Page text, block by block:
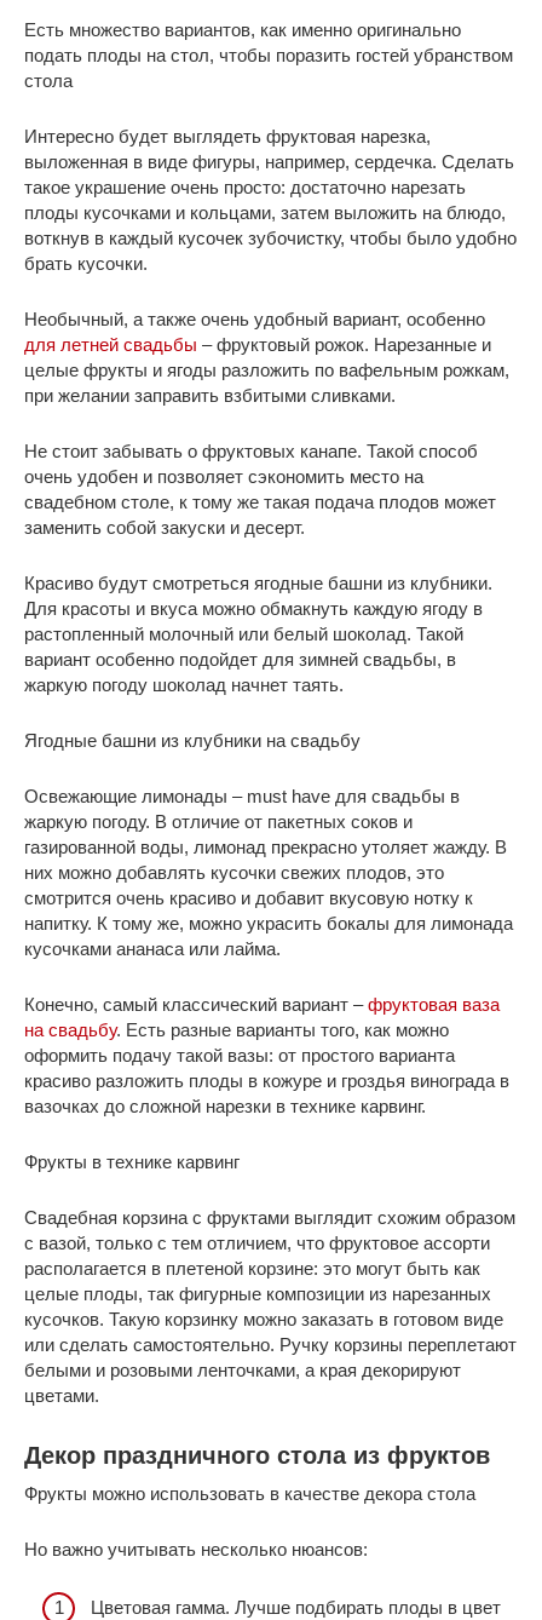
Есть множество вариантов, как именно оригинально
подать плоды на стол, чтобы поразить гостей убранством
стола
Интересно будет выглядеть фруктовая нарезка,
выложенная в виде фигуры, например, сердечка. Сделать
такое украшение очень просто: достаточно нарезать
плоды кусочками и кольцами, затем выложить на блюдо,
воткнув в каждый кусочек зубочистку, чтобы было удобно
брать кусочки.
Необычный, а также очень удобный вариант, особенно
для летней свадьбы – фруктовый рожок. Нарезанные и
целые фрукты и ягоды разложить по вафельным рожкам,
при желании заправить взбитыми сливками.
Не стоит забывать о фруктовых канапе. Такой способ
очень удобен и позволяет сэкономить место на
свадебном столе, к тому же такая подача плодов может
заменить собой закуски и десерт.
Красиво будут смотреться ягодные башни из клубники.
Для красоты и вкуса можно обмакнуть каждую ягоду в
растопленный молочный или белый шоколад. Такой
вариант особенно подойдет для зимней свадьбы, в
жаркую погоду шоколад начнет таять.
Ягодные башни из клубники на свадьбу
Освежающие лимонады – must have для свадьбы в
жаркую погоду. В отличие от пакетных соков и
газированной воды, лимонад прекрасно утоляет жажду. В
них можно добавлять кусочки свежих плодов, это
смотрится очень красиво и добавит вкусовую нотку к
напитку. К тому же, можно украсить бокалы для лимонада
кусочками ананаса или лайма.
Конечно, самый классический вариант –фруктовая ваза
на свадьбу. Есть разные варианты того, как можно
оформить подачу такой вазы: от простого варианта
красиво разложить плоды в кожуре и гроздья винограда в
вазочках до сложной нарезки в технике карвинг.
Фрукты в технике карвинг
Свадебная корзина с фруктами выглядит схожим образом
с вазой, только с тем отличием, что фруктовое ассорти
располагается в плетеной корзине: это могут быть как
целые плоды, так фигурные композиции из нарезанных
кусочков. Такую корзинку можно заказать в готовом виде
или сделать самостоятельно. Ручку корзины переплетают
белыми и розовыми ленточками, а края декорируют
цветами.
Декор праздничного стола из фруктов
Фрукты можно использовать в качестве декора стола
Но важно учитывать несколько нюансов:
Цветовая гамма. Лучше подбирать плоды в цвет